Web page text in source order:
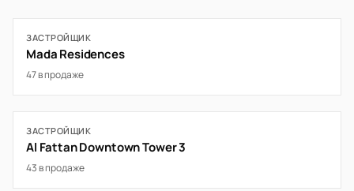
ЗАСТРОЙЩИК
Mada Residences
47 в продаже
ЗАСТРОЙЩИК
Al Fattan Downtown Tower 3
43 в продаже